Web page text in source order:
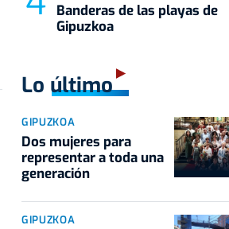
Banderas de las playas de
Gipuzkoa
Lo último
GIPUZKOA
Dos mujeres para
representar a toda una
generación
GIPUZKOA